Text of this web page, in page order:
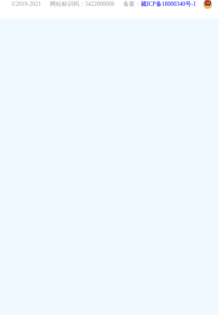
©2019-2021
网站标识码：5422000008 备案： 藏ICP备18000340号-1